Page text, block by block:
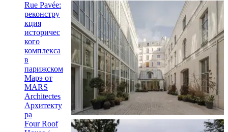
Rue Pavée:
реконстру
кция
историчес
кого
комплекса
в
парижском
Марэ от
MARS
Architectes
Архитекту
ра
Four Roof